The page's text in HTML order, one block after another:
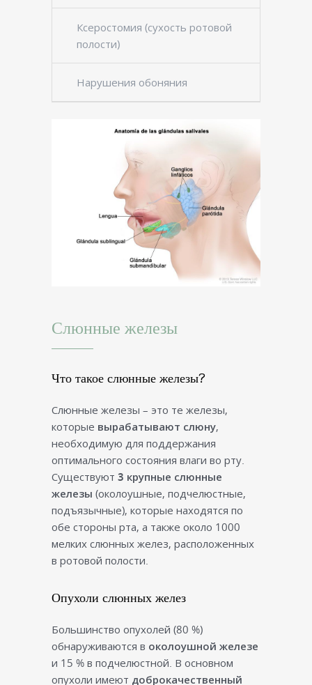
Ксеростомия (сухость ротовой
полости)
Нарушения обоняния
Слюнные железы
Что такое слюнные железы?
Слюнные железы – это те железы,
которые вырабатывают слюну,
необходимую для поддержания
оптимального состояния влаги во рту.
Существуют 3 крупные слюнные
железы (околоушные, подчелюстные,
подъязычные), которые находятся по
обе стороны рта, а также около 1000
мелких слюнных желез, расположенных
в ротовой полости.
Опухоли слюнных желез
Большинство опухолей (80 %)
обнаруживаются в околоушной железе
и 15 % в подчелюстной. В основном
опухоли имеют доброкачественный